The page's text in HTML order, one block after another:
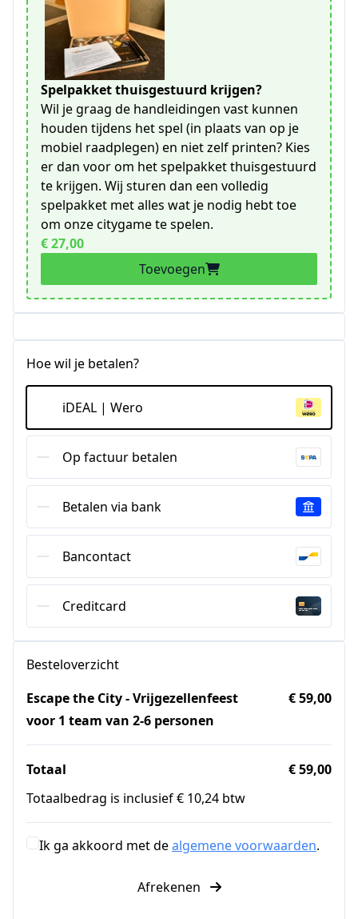
Spelpakket thuisgestuurd krijgen?
Wil je graag de handleidingen vast kunnen
houden tijdens het spel (in plaats van op je
mobiel raadplegen) en niet zelf printen? Kies
er dan voor om het spelpakket thuisgestuurd
te krijgen. Wij sturen dan een volledig
spelpakket met alles wat je nodig hebt toe
om onze citygame te spelen.
€ 27,00
Toevoegen
Hoe wil je betalen?
iDEAL | Wero
Op factuur betalen
Betalen via bank
Bancontact
Creditcard
Besteloverzicht
Escape the City - Vrijgezellenfeest
voor 1 team van 2-6 personen
€ 59,00
Totaal
€ 59,00
Totaalbedrag is inclusief € 10,24 btw
Ik ga akkoord met dealgemene voorwaarden.
Afrekenen